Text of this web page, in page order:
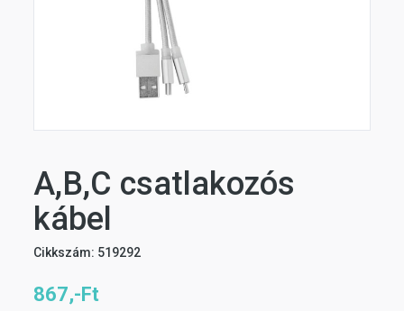
A,B,C csatlakozós
kábel
Cikkszám: 519292
867,-Ft